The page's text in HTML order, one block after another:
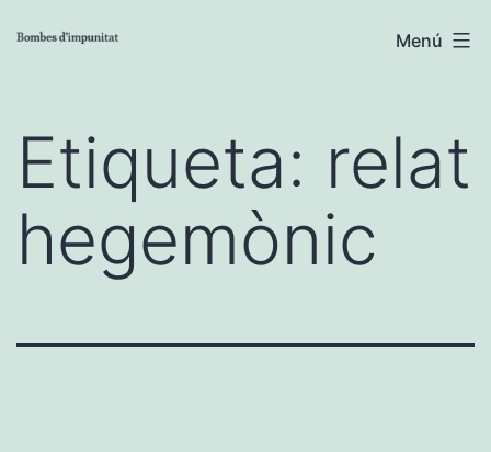
Menú
Etiqueta: relat
hegemònic